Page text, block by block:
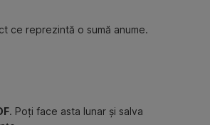
ce reprezintă o sumă anume.
. Poți face asta lunar și salva